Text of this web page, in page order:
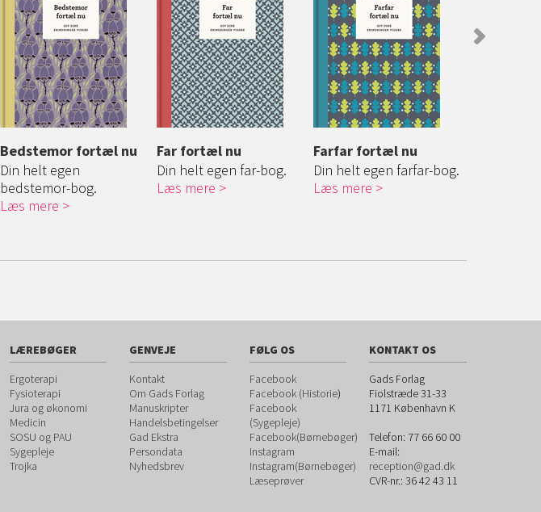
Bedstemor fortæl nu
Din helt egen
bedstemor-bog.
Læs mere
Far fortæl nu
Din helt egen far-bog.
Læs mere
Farfar fortæl nu
Din helt egen farfar-bog.
Læs mere
LÆREBØGER
Ergoterapi
Fysioterapi
Jura og økonomi
Medicin
SOSU og PAU
Sygepleje
Trojka
GENVEJE
Kontakt
Om Gads Forlag
Manuskripter
Handelsbetingelser
Gad Ekstra
Persondata
Nyhedsbrev
FØLG OS
Facebook
Facebook (Historie)
Facebook
(Sygepleje)
Facebook(Børnebøger)
Instagram
Instagram(Børnebøger)
Læseprøver
KONTAKT OS
Gads Forlag
Fiolstræde 31-33
1171 København K
Telefon: 77 66 60 00
E-mail:
reception@gad.dk
CVR-nr.: 36 42 43 11